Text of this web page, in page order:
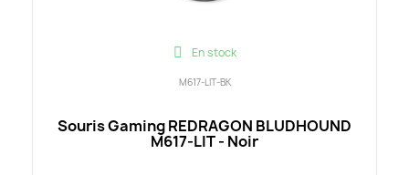
En stock
M617-LIT-BK
Souris Gaming REDRAGON BLUDHOUND
M617-LIT - Noir